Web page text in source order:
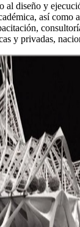
al diseño y
así como
y privadas,